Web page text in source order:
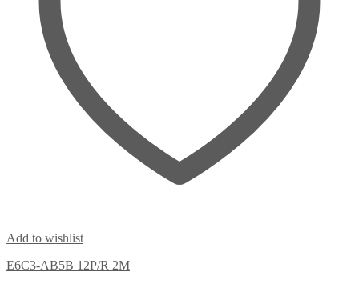
Add to wishlist
E6C3-AB5B 12P/R 2M